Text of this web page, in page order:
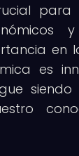
para
en
es